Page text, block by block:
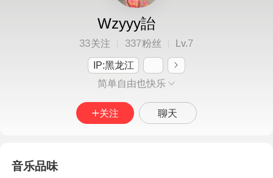
Wzyyy詒
33关注 337粉丝 Lv.7
IP:黑龙江
简单自由也快乐
关注 聊天
音乐品味